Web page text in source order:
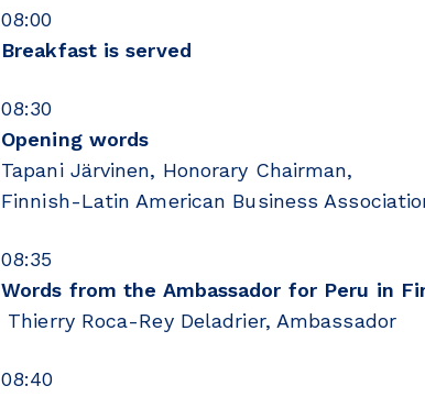
08:00
Breakfast is served
08:30
Opening words
Tapani Järvinen, Honorary Chairman,
Finnish-Latin American Business
08:35
Words from the Ambassador for Peru in
Thierry Roca-Rey Deladrier, Ambassador
08:40